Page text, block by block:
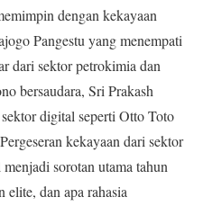
dengan kekayaan
Pangestu yang menempati
dari sektor petrokimia dan
bersaudara, Sri Prakash
digital seperti Otto Toto
kekayaan dari sektor
sorotan utama tahun
elite, dan apa rahasia